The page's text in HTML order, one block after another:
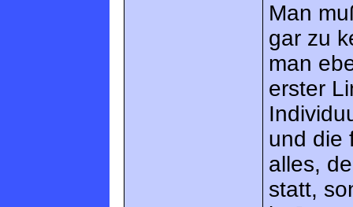
Man
gar zu
man
erster
und die
alles,
statt,